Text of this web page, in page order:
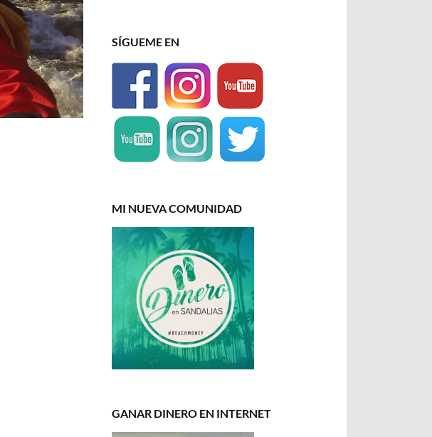
SÍGUEME EN
MI NUEVA COMUNIDAD
GANAR DINERO EN INTERNET